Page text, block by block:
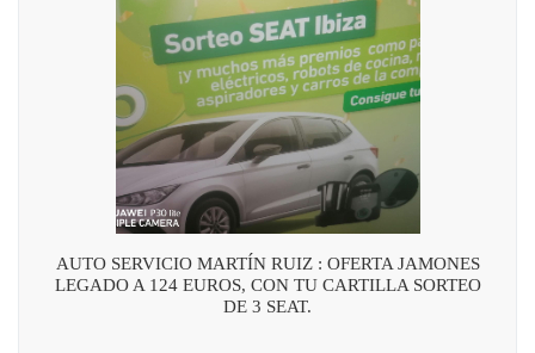
AUTO SERVICIO MARTÍN RUIZ : OFERTA JAMONES
LEGADO A 124 EUROS, CON TU CARTILLA SORTEO
DE 3 SEAT.